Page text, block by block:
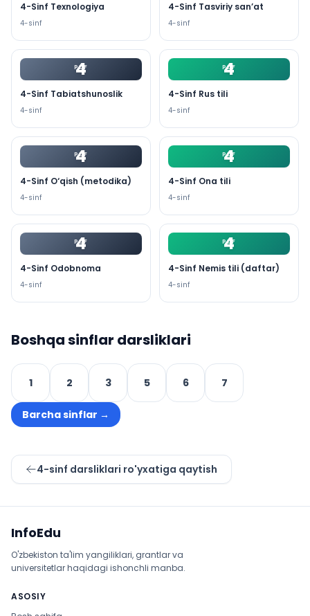
4-Sinf Texnologiya
4-sinf
4-Sinf Tasviriy san’at
4-sinf
4
PDF
4-Sinf Tabiatshunoslik
4-sinf
4
PDF
4-Sinf Rus tili
4-sinf
4
PDF
4-Sinf O‘qish (metodika)
4-sinf
4
PDF
4-Sinf Ona tili
4-sinf
4
PDF
4-Sinf Odobnoma
4-sinf
4
PDF
4-Sinf Nemis tili (daftar)
4-sinf
Boshqa sinflar darsliklari
1 2 3 5 6 7
Barcha sinflar →
4-sinf darsliklari ro'yxatiga qaytish
InfoEdu
O'zbekiston ta'lim yangiliklari, grantlar va
universitetlar haqidagi ishonchli manba.
ASOSIY